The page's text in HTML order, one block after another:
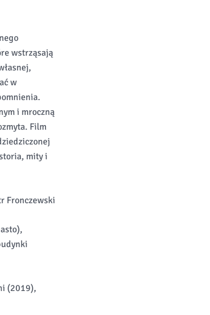
wstrząsają
w
i mroczną
Film
mity i
Fronczewski
(2019),